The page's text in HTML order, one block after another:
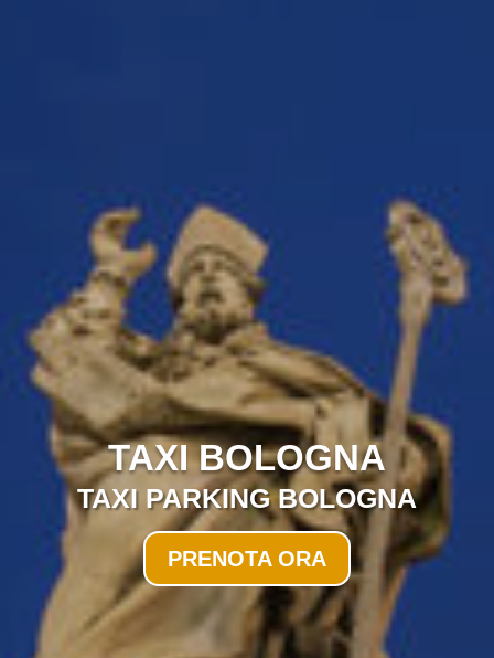
TAXI BOLOGNA
TAXI PARKING BOLOGNA
PRENOTA ORA